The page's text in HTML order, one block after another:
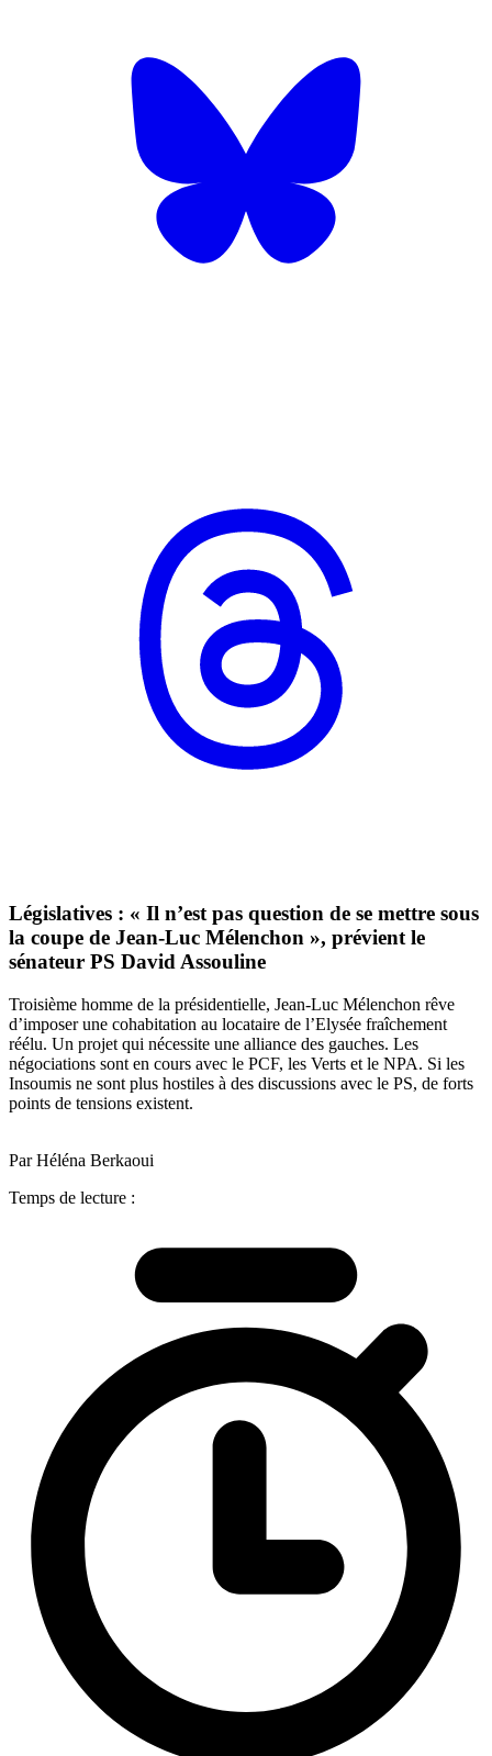
Législatives : « Il n’est pas question de se mettre sous
la coupe de Jean-Luc Mélenchon », prévient le
sénateur PS David Assouline
Troisième homme de la présidentielle, Jean-Luc Mélenchon rêve
d’imposer une cohabitation au locataire de l’Elysée fraîchement
réélu. Un projet qui nécessite une alliance des gauches. Les
négociations sont en cours avec le PCF, les Verts et le NPA. Si les
Insoumis ne sont plus hostiles à des discussions avec le PS, de forts
points de tensions existent.
Par Héléna Berkaoui
Temps de lecture :